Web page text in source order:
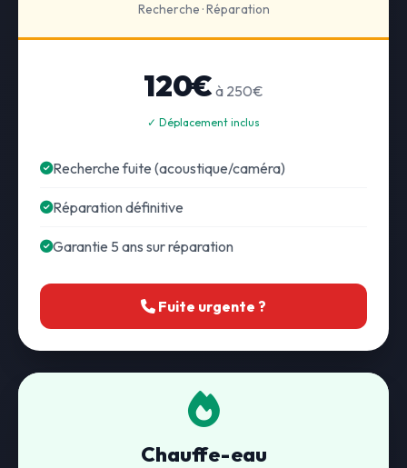
Recherche · Réparation
120€ à 250€
✓ Déplacement inclus
Recherche fuite (acoustique/caméra)
Réparation définitive
Garantie 5 ans sur réparation
Fuite urgente ?
Chauffe-eau